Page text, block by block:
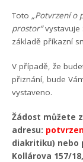
Toto „Potvrzení o
prostor“vystavuje
základě příkazní
V případě, že
přiznání, bude
vystaveno.
Žádost můžete
adresu:
diakritiku) nebo
Kollárova 157/